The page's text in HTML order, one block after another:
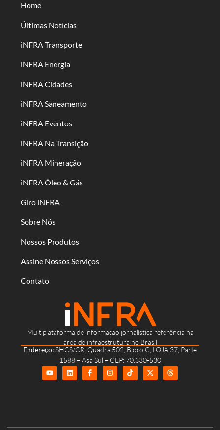
Multiplataforma de informação jornalística referência na
área de infraestrutura no Brasil
Endereço: SHCS/CR, Quadra 502, Bloco C, LOJA 37, Parte
1588 – Asa Sul – CEP: 70.330-530
Home
Últimas Notícias
iNFRA Transporte
iNFRA Energia
iNFRA Cidades
iNFRA Saneamento
iNFRA Eventos
iNFRA Na Transição
iNFRA Mineração
iNFRA Óleo & Gás
Giro iNFRA
Sobre Nós
Nossos Produtos
Assine Nossos Serviços
Contato